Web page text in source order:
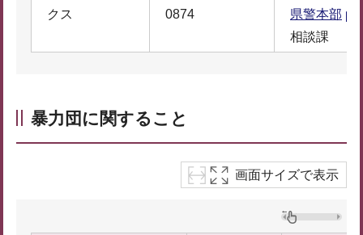
クス
0874
県警本部
相談課
暴力団に関すること
画面サイズで表示